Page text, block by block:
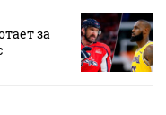
за